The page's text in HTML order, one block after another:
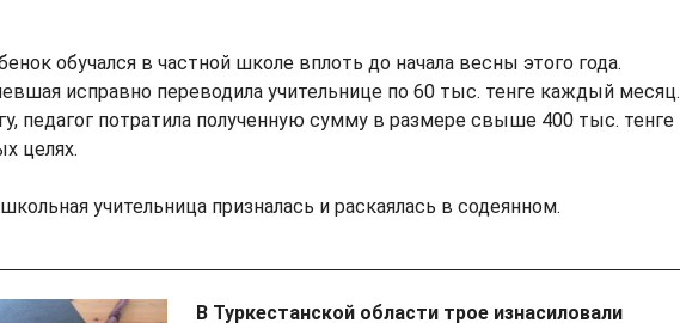
обучался в частной школе вплоть до начала весны этого года.
исправно переводила учительнице по 60 тыс. тенге каждый месяц.
педагог потратила полученную сумму в размере свыше 400 тыс. тенге
целях.
учительница призналась и раскаялась в содеянном.
В Туркестанской области трое изнасиловали